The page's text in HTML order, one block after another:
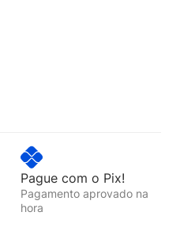
Pague com o Pix!
Pagamento aprovado na
hora